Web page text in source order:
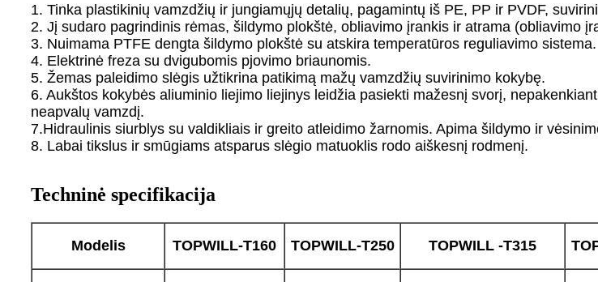
1. Tinka plastikinių vamzdžių ir jungiamųjų detalių, pagamintų iš PE, PP ir PVDF,
2. Jį sudaro pagrindinis rėmas, šildymo plokštė, obliavimo įrankis ir atrama (obliavimo
3. Nuimama PTFE dengta šildymo plokštė su atskira temperatūros reguliavimo sistema.
4. Elektrinė freza su dvigubomis pjovimo briaunomis.
5. Žemas paleidimo slėgis užtikrina patikimą mažų vamzdžių suvirinimo kokybę.
6. Aukštos kokybės aliuminio liejimo liejinys leidžia pasiekti mažesnį svorį,
neapvalų vamzdį.
7.Hidraulinis siurblys su valdikliais ir greito atleidimo žarnomis. Apima šildymo ir
8. Labai tikslus ir smūgiams atsparus slėgio matuoklis rodo aiškesnį rodmenį.
Techninė specifikacija
Modelis TOPWILL-T160 TOPWILL-T250 TOPWILL -T315